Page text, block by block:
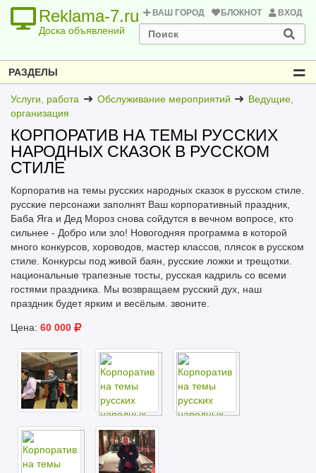
Reklama-7.ru
Доска объявлений
ВАШ ГОРОД БЛОКНОТ ВХОД
РАЗДЕЛЫ
Услуги, работа Обслуживание мероприятий
Ведущие,
организация
КОРПОРАТИВ НА ТЕМЫ РУССКИХ
НАРОДНЫХ СКАЗОК В РУССКОМ
СТИЛЕ
Корпоратив на темы русских народных сказок в русском стиле.
русские персонажи заполнят Ваш корпоративный праздник,
Баба Яга и Дед Мороз снова сойдутся в вечном вопросе, кто
сильнее - Добро или зло! Новогодняя программа в которой
много конкурсов, хороводов, мастер классов, плясок в русском
стиле. Конкурсы под живой баян, русские ложки и трещотки.
национальные трапезные тосты, русская кадриль со всеми
гостями праздника. Мы возвращаем русский дух, наш
праздник будет ярким и весёлым. звоните.
Цена: 60 000